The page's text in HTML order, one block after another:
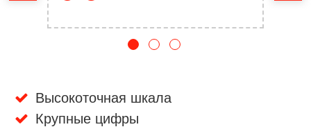
Высокоточная шкала
Крупные цифры